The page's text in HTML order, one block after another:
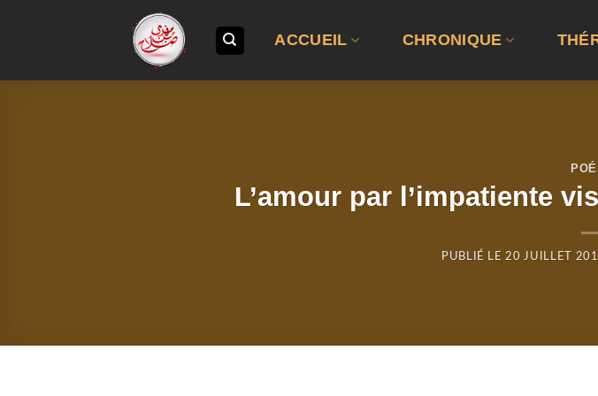
ACCUEIL CHRONIQUE
L’amour par l’impatiente
PUBLIÉ LE20 JUILLET